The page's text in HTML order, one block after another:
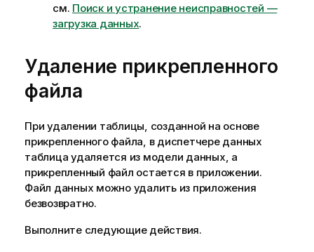
см. Поиск и устранение неисправностей —
загрузка данных.
Удаление прикрепленного
файла
При удалении таблицы, созданной на основе
прикрепленного файла, в диспетчере данных
таблица удаляется из модели данных, а
прикрепленный файл остается в приложении.
Файл данных можно удалить из приложения
безвозвратно.
Выполните следующие действия.